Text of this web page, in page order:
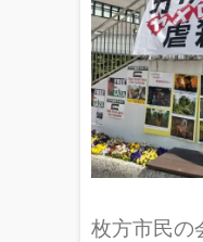
枚方市民の